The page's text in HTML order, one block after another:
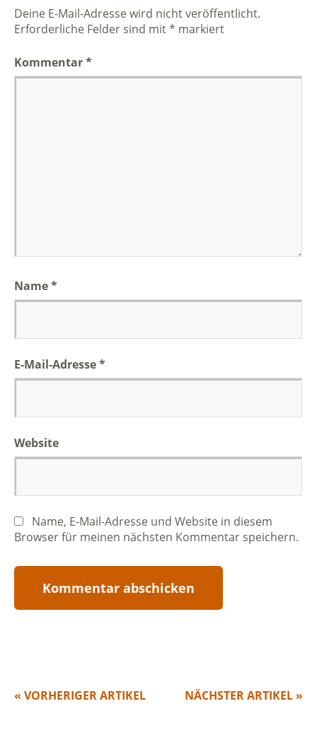
Deine E-Mail-Adresse wird nicht veröffentlicht.
Erforderliche Felder sind mit* markiert
Kommentar*
Name*
E-Mail-Adresse*
Website
Name, E-Mail-Adresse und Website in diesem
Browser für meinen nächsten Kommentar speichern.
NÄCHSTER ARTIKEL »
« VORHERIGER ARTIKEL